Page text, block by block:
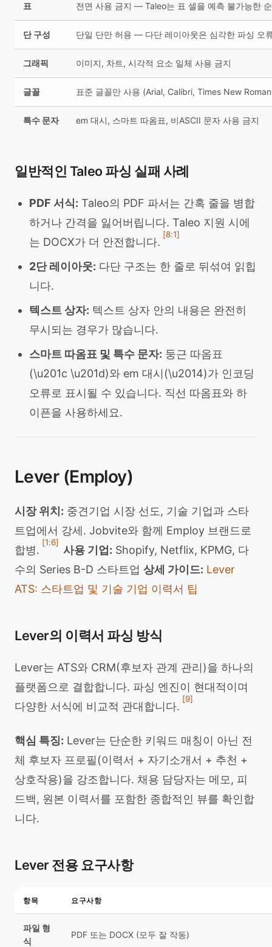
표 전면 사용 금지 — Taleo는 표 셀을 예측 불가능한
단 구성 단일 단만 허용 — 다단 레이아웃은 심각한 파싱 오
그래픽 이미지, 차트, 시각적 요소 일체 사용 금지
글꼴 표준 글꼴만 사용 (Arial, Calibri, Times New
특수 문자 em 대시, 스마트 따옴표, 비ASCII 문자 사용 금지
일반적인 Taleo 파싱 실패 사례
PDF 서식: Taleo의 PDF 파서는 간혹 줄을 병합
하거나 간격을 잃어버립니다. Taleo 지원 시에
는 DOCX가 더 안전합니다.
[8:1]
2단 레이아웃: 다단 구조는 한 줄로 뒤섞여 읽힙
니다.
텍스트 상자: 텍스트 상자 안의 내용은 완전히
무시되는 경우가 많습니다.
스마트 따옴표 및 특수 문자: 둥근 따옴표
(\u201c \u201d)와 em 대시(\u2014)가 인코딩
오류로 표시될 수 있습니다. 직선 따옴표와 하
이픈을 사용하세요.
Lever (Employ)
시장 위치: 중견기업 시장 선도, 기술 기업과 스타
트업에서 강세. Jobvite와 함께 Employ 브랜드로
합병.
[1:6]
사용 기업: Shopify, Netflix, KPMG, 다
수의 Series B-D 스타트업 상세 가이드: Lever
ATS: 스타트업 및 기술 기업 이력서 팁
Lever의 이력서 파싱 방식
Lever는 ATS와 CRM(후보자 관계 관리)을 하나의
플랫폼으로 결합합니다. 파싱 엔진이 현대적이며
다양한 서식에 비교적 관대합니다.
[9]
핵심 특징: Lever는 단순한 키워드 매칭이 아닌 전
체 후보자 프로필(이력서 + 자기소개서 + 추천 +
상호작용)을 강조합니다. 채용 담당자는 메모, 피
드백, 원본 이력서를 포함한 종합적인 뷰를 확인합
니다.
Lever 전용 요구사항
항목 요구사항
파일 형
식
PDF 또는 DOCX (모두 잘 작동)